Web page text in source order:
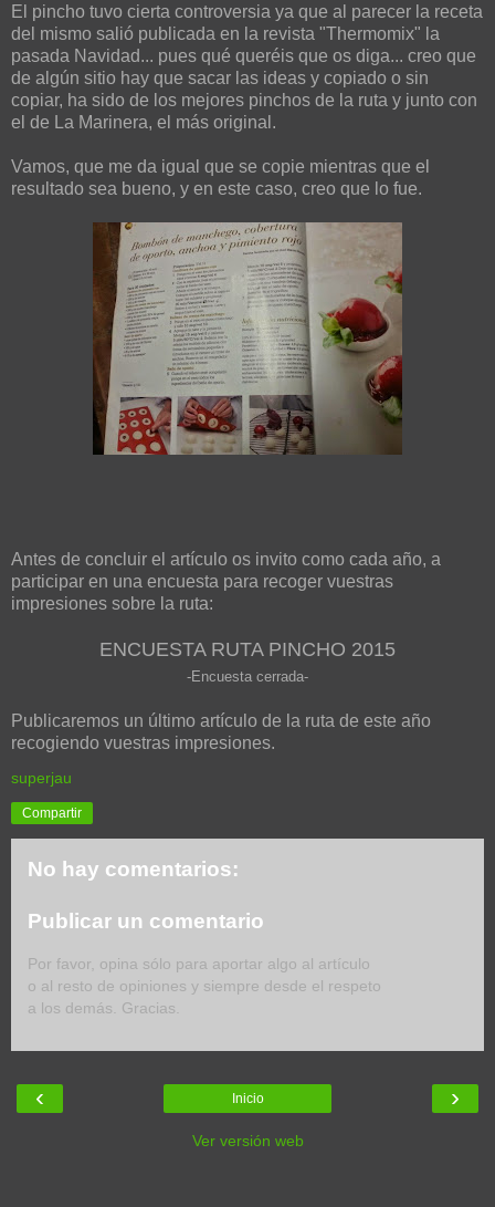
El pincho tuvo cierta controversia ya que al parecer la receta
del mismo salió publicada en la revista "Thermomix" la
pasada Navidad... pues qué queréis que os diga... creo que
de algún sitio hay que sacar las ideas y copiado o sin
copiar, ha sido de los mejores pinchos de la ruta y junto con
el de La Marinera, el más original.
Vamos, que me da igual que se copie mientras que el
resultado sea bueno, y en este caso, creo que lo fue.
Antes de concluir el artículo os invito como cada año, a
participar en una encuesta para recoger vuestras
impresiones sobre la ruta:
ENCUESTA RUTA PINCHO 2015
-Encuesta cerrada-
Publicaremos un último artículo de la ruta de este año
recogiendo vuestras impresiones.
superjau
Compartir
No hay comentarios:
Publicar un comentario
Por favor, opina sólo para aportar algo al artículo
o al resto de opiniones y siempre desde el respeto
a los demás. Gracias.
‹ ›
Inicio
Ver versión web